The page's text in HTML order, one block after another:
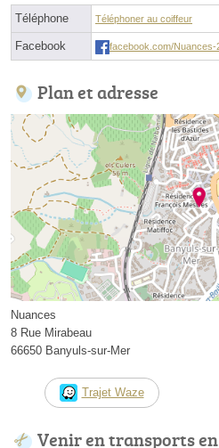
Téléphone Téléphoner au coiffeur
Facebook facebook.com/Nuances-
Plan et adresse
Nuances
8 Rue Mirabeau
66650 Banyuls-sur-Mer
Trajet Waze
Venir en transports